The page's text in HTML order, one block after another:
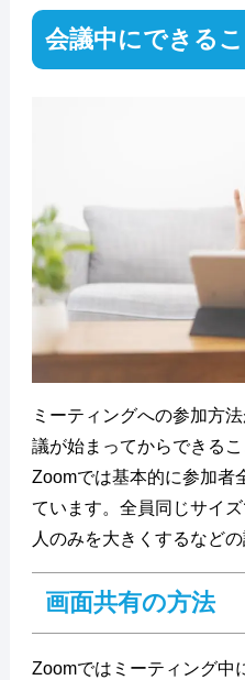
会議中にできる
ミーティングへの参加方
議が始まってからできる
Zoomでは基本的に参加者
ています。全員同じサイ
人のみを大きくするなどの
画面共有の方法
Zoomではミーティング中